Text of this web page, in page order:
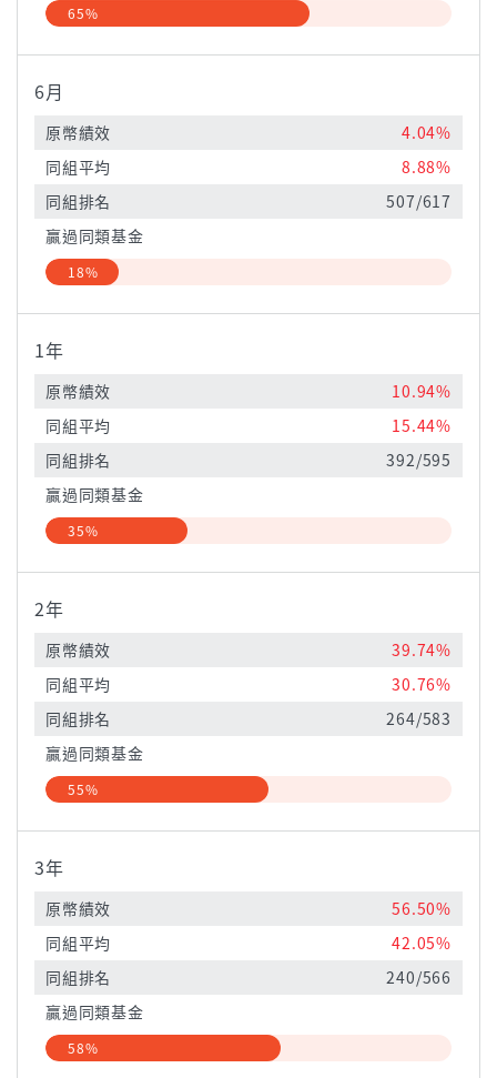
65%
6月
原幣績效
4.04%
同組平均
8.88%
同組排名
507/617
贏過同類基金
18%
1年
原幣績效
10.94%
同組平均
15.44%
同組排名
392/595
贏過同類基金
35%
2年
原幣績效
39.74%
同組平均
30.76%
同組排名
264/583
贏過同類基金
55%
3年
原幣績效
56.50%
同組平均
42.05%
同組排名
240/566
贏過同類基金
58%